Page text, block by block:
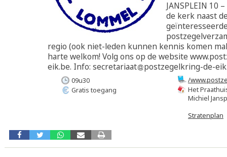
JANSPLEIN 10
de kerk naast
regio (ook niet-leden kunnen kennis komen
harte welkom! Volg ons op de website
eik.be. Info: secretariaat
postzegelkring-de-
/
Het
Michiel
Stratenplan
09u30
Gratis toegang